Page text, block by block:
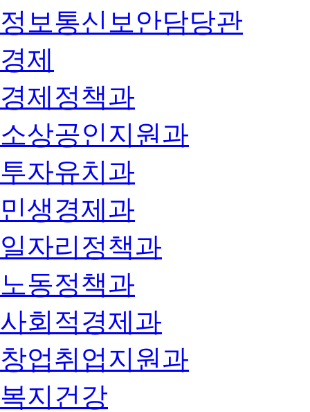
정보통신보안담당관
경제
경제정책과
소상공인지원과
투자유치과
민생경제과
일자리정책과
노동정책과
사회적경제과
창업취업지원과
복지건강